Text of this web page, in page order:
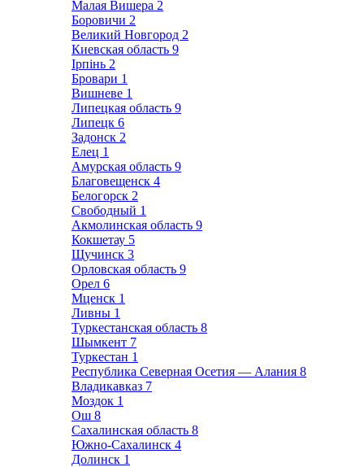
Малая Вишера 2
Боровичи 2
Великий Новгород 2
Киевская область 9
Ірпінь 2
Бровари 1
Вишневе 1
Липецкая область 9
Липецк 6
Задонск 2
Елец 1
Амурская область 9
Благовещенск 4
Белогорск 2
Свободный 1
Акмолинская область 9
Кокшетау 5
Щучинск 3
Орловская область 9
Орел 6
Мценск 1
Ливны 1
Туркестанская область 8
Шымкент 7
Туркестан 1
Республика Северная Осетия — Алания 8
Владикавказ 7
Моздок 1
Ош 8
Сахалинская область 8
Южно-Сахалинск 4
Долинск 1